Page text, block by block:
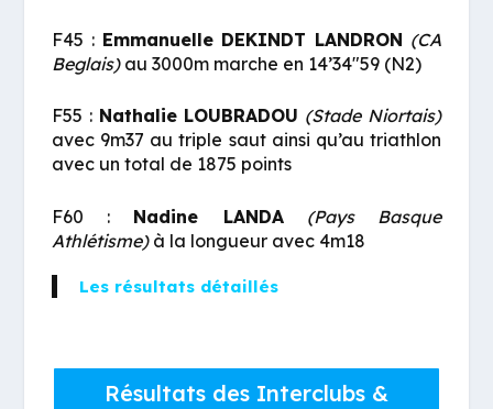
F45 : Emmanuelle DEKINDT LANDRON (CA
Beglais)au 3000m marche en 14’34″59 (N2)
F55 : Nathalie LOUBRADOU (Stade Niortais)
avec 9m37 au triple saut ainsi qu’au triathlon
avec un total de 1875 points
F60 : Nadine LANDA
(Pays Basque
Athlétisme)à la longueur avec 4m18
Les résultats détaillés
Résultats des Interclubs &